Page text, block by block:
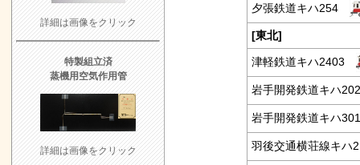
夕張鉄道キハ254
[東北]
津軽鉄道キハ2403
岩手開発鉄道キハ
岩手開発鉄道キハ
羽後交通横荘線キ
詳細は画像をクリック
特製組立済
蒸機用空気作用管
詳細は画像をクリック